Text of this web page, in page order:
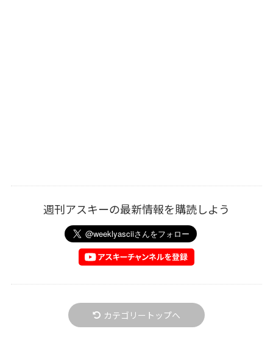
週刊アスキーの最新情報を購読しよう
カテゴリートップへ